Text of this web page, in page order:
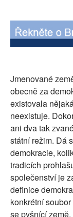
Jmenované
obecně za
existovala
neexistuje.
ani dva tak
státní režim. Dá
demokracie,
tradicích
společenství je
definice
konkrétní
se pyšnící země.